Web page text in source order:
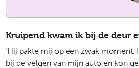
Kruipend kwam ik bij de deur
‘Hij pakte mij op een zwak moment.
bij de velgen van mijn auto en kon